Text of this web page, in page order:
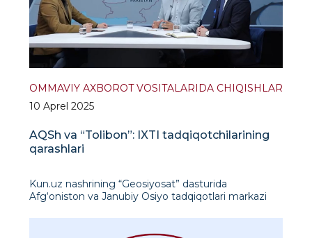
OMMAVIY AXBOROT VOSITALARIDA CHIQISHLAR
10 Aprel 2025
AQSh va “Tolibon”: IXTI tadqiqotchilarining
qarashlari
Kun.uz nashrining “Geosiyosat” dasturida
Afg‘oniston va Janubiy Osiyo tadqiqotlari markazi
Islomxon Gafarov AQSh–Tolibon munosabatlari,